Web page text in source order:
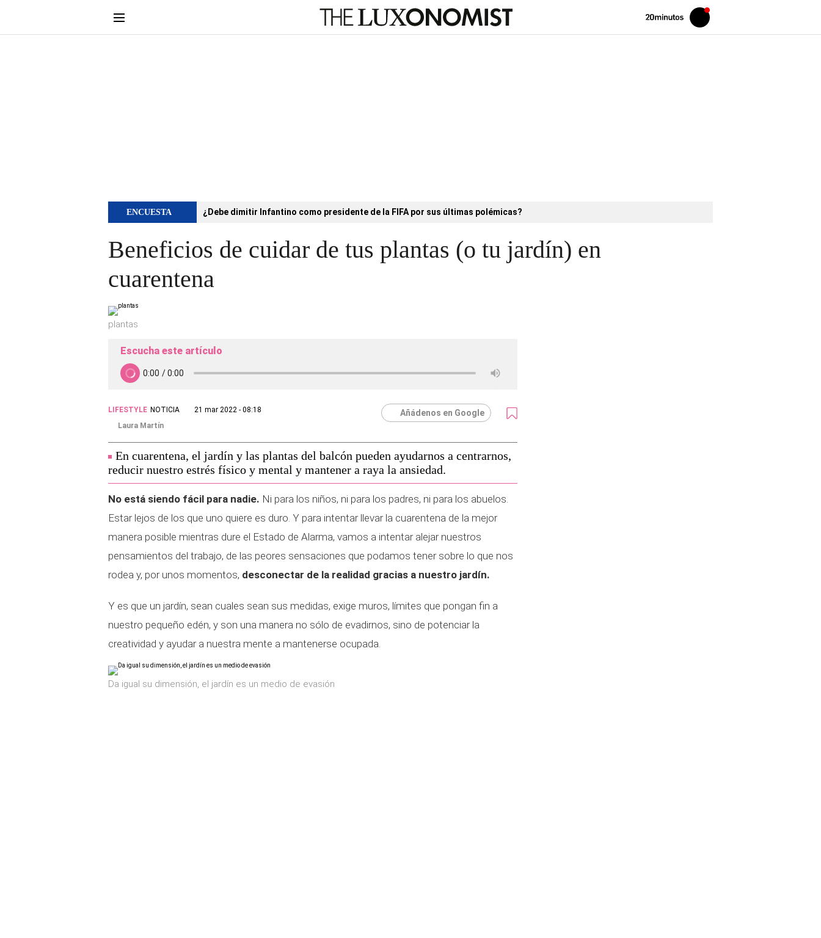
Volver
Iniciar
sesión
ENCUESTA ¿Debe dimitir Infantino como presidente de la FIFA por sus últimas polémicas?
Beneficios de cuidar de tus plantas (o tu jardín) en
cuarentena
plantas
Escucha este artículo
LIFESTYLE NOTICIA
21 mar 2022 - 08:18
Laura Martín
Añádenos en Google
En cuarentena, el jardín y las plantas del balcón pueden ayudarnos a centrarnos,
reducir nuestro estrés físico y mental y mantener a raya la ansiedad.
No está siendo fácil para nadie. Ni para los niños, ni para los padres, ni para los abuelos.
Estar lejos de los que uno quiere es duro. Y para intentar llevar la cuarentena de la mejor
manera posible mientras dure el Estado de Alarma, vamos a intentar alejar nuestros
pensamientos del trabajo, de las peores sensaciones que podamos tener sobre lo que nos
rodea y, por unos momentos, desconectar de la realidad gracias a nuestro jardín.
Y es que un jardín, sean cuales sean sus medidas, exige muros, límites que pongan fin a
nuestro pequeño edén, y son una manera no sólo de evadirnos, sino de potenciar la
creatividad y ayudar a nuestra mente a mantenerse ocupada.
Da igual su dimensión, el jardín es un medio de evasión